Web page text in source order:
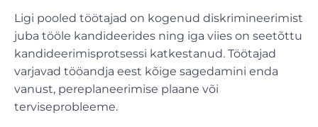
Ligi pooled töötajad on kogenud diskrimineerimist
juba tööle kandideerides ning iga viies on seetõttu
kandideerimisprotsessi katkestanud. Töötajad
varjavad tööandja eest kõige sagedamini enda
vanust, pereplaneerimise plaane või
terviseprobleeme.